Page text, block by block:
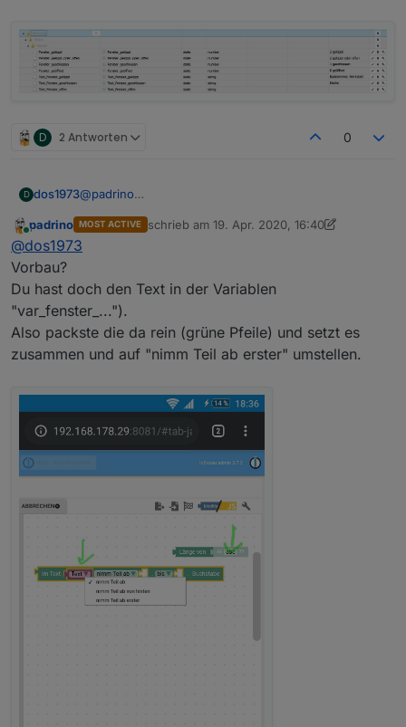
D 2 Antworten 0
D dos1973@padrino
entweder stehe ich hier total auf dem Schlauch, aber
mir fehlt einfach der "Vorbau" um mit den Textblöcken
Online
padrino MOST ACTIVE schrieb am 19. Apr. 2020, 16:40
zuletzt editiert von padrino
@dos1973
Vorbau?
Du hast doch den Text in der Variablen
"var_fenster_...").
Also packste die da rein (grüne Pfeile) und setzt es
zusammen und auf "nimm Teil ab erster" umstellen.